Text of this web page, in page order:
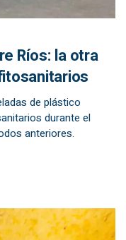
Ríos: la otra
de plástico
durante el
anteriores.